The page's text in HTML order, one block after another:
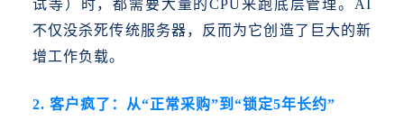
试等）时，都需要大量的CPU来跑底层管理。AI
不仅没杀死传统服务器，反而为它创造了巨大的新
增工作负载。
2. 客户疯了：从“正常采购”到“锁定5年长约”